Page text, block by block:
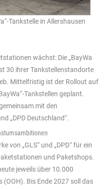
Tankstelle in Allershausen
wächst: Die „BayWa
30 ihrer Tankstellenstandorte
Mittelfristig ist der Rollout auf
Tankstellen geplant.
mit den
„DPD Deutschland“.
von „GLS“ und „DPD“ für ein
und Paketshops.
jeweils über 10.000
Bis Ende 2027 soll das